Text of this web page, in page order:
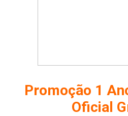
Promoção 1
Oficial